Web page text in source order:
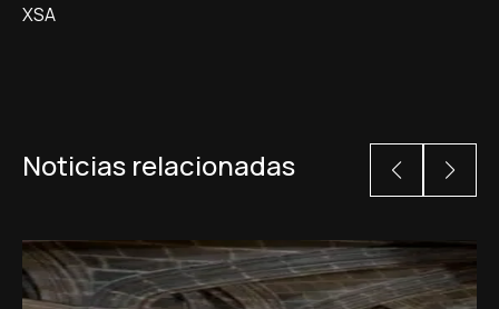
XSA
Noticias relacionadas